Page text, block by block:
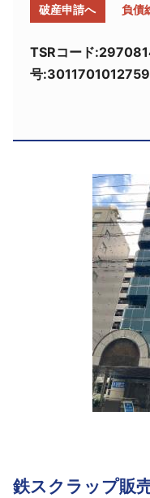
よ
破産申請へ 負債
TSRコード
号:3011701012759
鉄スクラップ販